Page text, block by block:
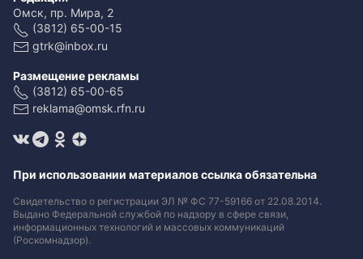
Омск, пр. Мира, 2
(3812) 65-00-15
gtrk@inbox.ru
Размещение рекламы
(3812) 65-00-65
reklama@omsk.rfn.ru
При использовании материалов ссылка обязательна
Свидетельство о регистрации ЭЛ № ФС 77-59166 от 22.08.2014.
Выдано Федеральной службой по надзору в сфере связи,
информационных технологий и массовых коммуникаций
(Роскомнадзор).